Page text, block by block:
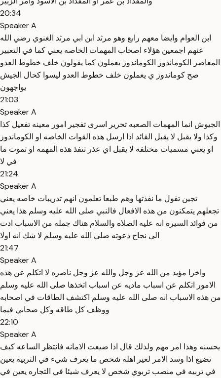
20:34
Speaker A
ابن العوام وايضا معهم رابع وهو مرثد ابن ابي مرثد الغنوي رضي الله
عنهم اجمعين هؤلاء اصحاب المهمات الخاصه يعني كما في التعبير
المعاصر الكوماندوز الكوماندوز يعملون كما يقولون خلف خطوط العدو
صح كوماندوز ي يعملون خلف خطوط العدو ليسوا كحال الجيش
يواجهون
21:03
Speaker A
الجيوش انما المهمات الصعبه تحرير اسرى تفجير امور معينه تفعيل كذا
وكذا ولا يقبل لا يقبل القائد اذا ارسل هذه القوات الخاصه او الكوماندوز
او يعني مسميات مختلفه لا يقبل اي عذر تنفذ هذه المهمه او تموت ما
في لا
21:24
Speaker A
تجين تقول ما نفذتها وهم طبعا تعلمون انهم تدريبات خاصه يعني
تجعلهم يتمكنون من هذه الافعال فالنبي صلى الله عليه وسلم هذا يعني
من فوائد السيره انه عليه الصلاه والسلام هناك جمله من الاسباب ادت
الى نجاح دعوته صلى الله عليه وسلم لا شك انه اولا
21:47
Speaker A
واخرا مؤيد من الله عز وجل والله عز وجل ناصره لا اتكلم عن هذه
الامور اتكلم عن اسباب ماديه عن اسباب اتخذها صلى الله عليه وسلم
من هذه الاسباب انه صلى الله عليه وسلم اكتشف الطاقات في اصحابه
ووظف كل طاقه وكل صحابي فيما
22:10
Speaker A
يحسنه وهذا امر مهم ولذلك قال اذا ضيعت الامانه فانتظر الساعه كيف
تضيع اذا وسد الامر لغير اهله شخص ما يعرف شيء في التربيه يعين
في تربيه في منصب تربوي شخص لا يعرف شيئا في التجاره يعين في